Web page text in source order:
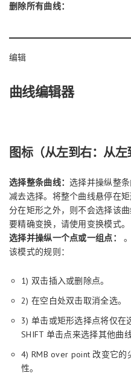
删除所有曲线：
编辑
曲线编辑器
图标（从左到右：从左
选择整条曲线：选择并操纵整
减去选择。将整个曲线悬停在
分在矩形之外，则不会选择该
要精确变换，请使用变换模式。
选择并操纵一个点或一组点：
。
该模式的规则：
1) 双击插入或删除点。
2) 在空白处双击取消全选。
3) 单击或矩形选择点将仅在
SHIFT 单击点来选择其他曲线
4) RMB over point 改变它
性。